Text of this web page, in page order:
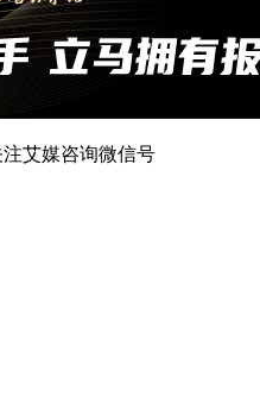
艾媒咨询微信号